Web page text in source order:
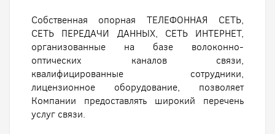
Собственная опорная ТЕЛЕФОННАЯ СЕТЬ,
СЕТЬ ПЕРЕДАЧИ ДАННЫХ, СЕТЬ ИНТЕРНЕТ,
организованные на базе волоконно-
оптических каналов связи,
квалифицированные сотрудники,
лицензионное оборудование, позволяет
Компании предоставлять широкий перечень
услуг связи.